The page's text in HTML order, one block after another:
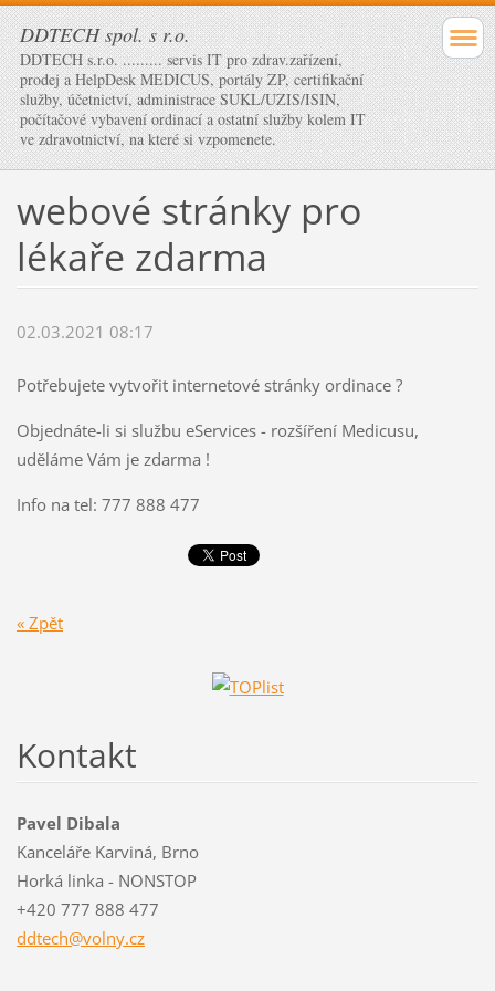
DDTECH spol. s r.o.
DDTECH s.r.o. ......... servis IT pro zdrav.zařízení,
prodej a HelpDesk MEDICUS, portály ZP, certifikační
služby, účetnictví, administrace SUKL/UZIS/ISIN,
počítačové vybavení ordinací a ostatní služby kolem IT
ve zdravotnictví, na které si vzpomenete.
webové stránky pro
lékaře zdarma
02.03.2021 08:17
Potřebujete vytvořit internetové stránky ordinace ?
Objednáte-li si službu eServices - rozšíření Medicusu,
uděláme Vám je zdarma !
Info na tel: 777 888 477
« Zpět
Kontakt
Pavel Dibala
Kanceláře Karviná, Brno
Horká linka - NONSTOP
+420 777 888 477
ddtech@volny.cz